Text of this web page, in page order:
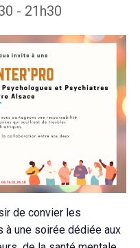
- 21h30
de convier les
une soirée dédiée aux